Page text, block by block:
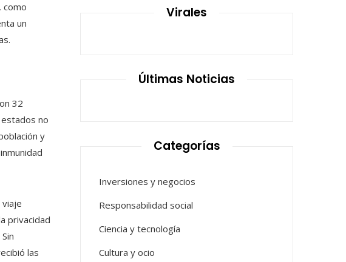
como
un
32
no
y
privacidad
las
Virales
Últimas Noticias
Categorías
Inversiones y negocios
Responsabilidad social
Ciencia y tecnología
Cultura y ocio